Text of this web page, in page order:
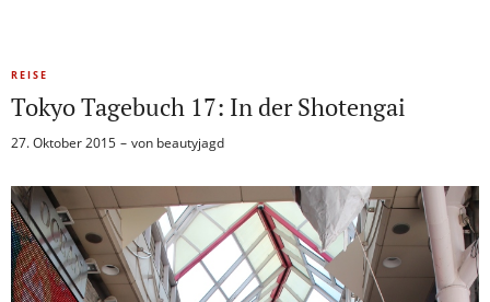
REISE
Tokyo Tagebuch 17: In der Shotengai
27. Oktober 2015 von beautyjagd